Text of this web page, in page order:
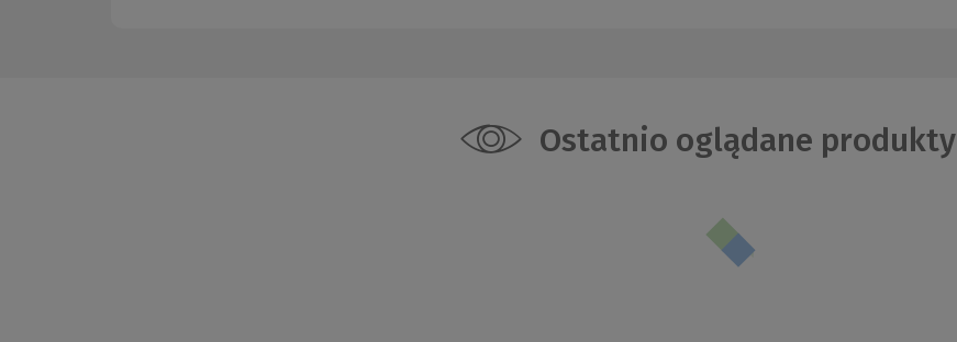
Ostatnio oglądane produkty